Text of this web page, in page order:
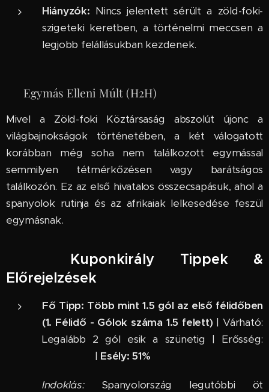
Hiányzók: Nincs jelentett sérült a zöld-foki-
szigeteki keretben, a történelmi meccsen a
legjobb felállásukban kezdenek.
⚔️ Egymás Elleni Múlt (H2H)
Mivel a Zöld-foki Köztársaság abszolút újonc a
világbajnokságok történetében, a két válogatott
korábban még soha nem találkozott egymással
semmilyen tétmérkőzésen vagy barátságos
találkozón. Ez az első hivatalos összecsapásuk, ahol a
spanyolok rutinja és az afrikaiak lelkesedése feszül
egymásnak.
🔮 Kuponkirály Tippek &
Előrejelzések
Fő Tipp: Több mint 1.5 gól az első félidőben
(1. Félidő - Gólok száma 1.5 felett) | Várható:
Legalább 2 gól esik a szünetig | Erősség:
⭐⭐⭐⭐ | Esély: 51%
Indoklás:Spanyolország legutóbbi öt